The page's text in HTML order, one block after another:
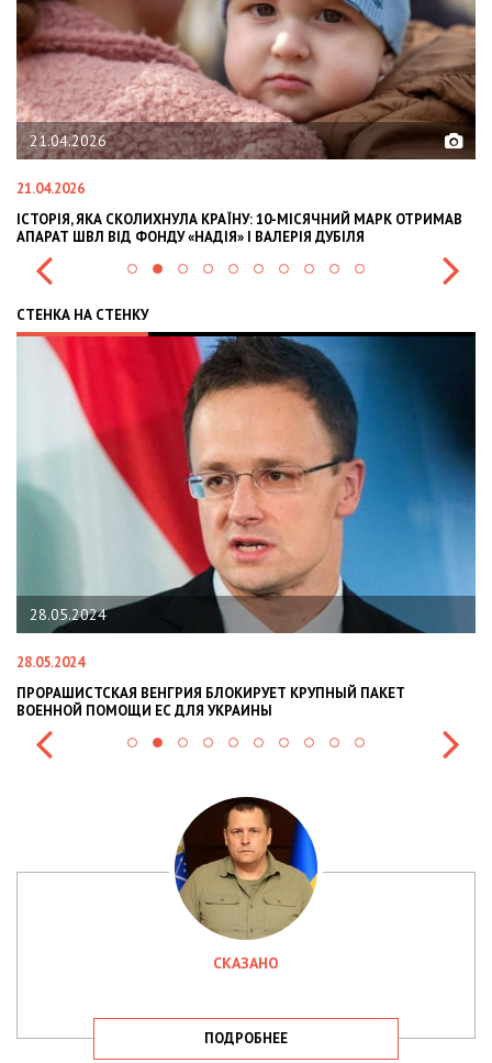
21.04.2026
21.04.2026
ІСТОРІЯ, ЯКА СКОЛИХНУЛА КРАЇНУ: 10-МІСЯЧНИЙ МАРК ОТРИМАВ
АПАРАТ ШВЛ ВІД ФОНДУ «НАДІЯ» І ВАЛЕРІЯ ДУБІЛЯ
СТЕНКА НА СТЕНКУ
28.05.2024
28.05.2024
ПРОРАШИСТСКАЯ ВЕНГРИЯ БЛОКИРУЕТ КРУПНЫЙ ПАКЕТ
ВОЕННОЙ ПОМОЩИ ЕС ДЛЯ УКРАИНЫ
СКАЗАНО
ПОДРОБНЕЕ